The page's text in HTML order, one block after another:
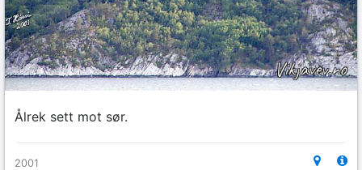
Ålrek sett mot sør.
2001